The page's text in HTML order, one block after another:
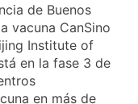
de Buenos
vacuna CanSino
Institute of
en la fase 3 de
en más de